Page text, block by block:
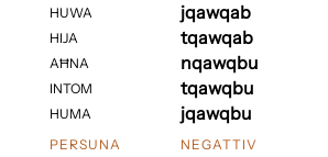
HUWA
HIJA
AĦNA
INTOM
HUMA
jqawqab
tqawqab
nqawqbu
tqawqbu
jqawqbu
PERSUNA
NEGATTIV